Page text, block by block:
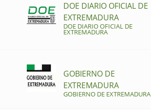
DOE DIARIO OFICIAL DE
EXTREMADURA
DOE DIARIO OFICIAL DE
EXTREMADURA
GOBIERNO DE
EXTREMADURA
GOBIERNO DE EXTREMADURA